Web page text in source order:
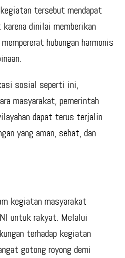
tersebut mendapat
dinilai memberikan
hubungan harmonis
sosial seperti ini,
masyarakat, pemerintah
dapat terus terjalin
yang aman, sehat, dan
kegiatan masyarakat
untuk rakyat. Melalui
terhadap kegiatan
gotong royong demi